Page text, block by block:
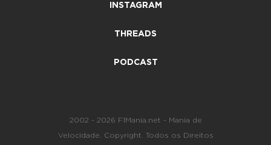
INSTAGRAM
THREADS
PODCAST
2002 - 2026 F1Mania.net - Mania de
Velocidade. Copyright. Todos os Direitos